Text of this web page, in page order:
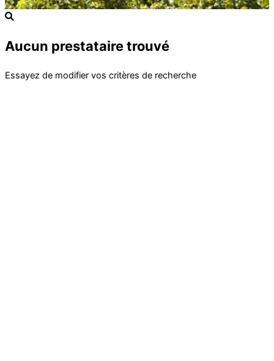
Aucun prestataire trouvé
Essayez de modifier vos critères de recherche